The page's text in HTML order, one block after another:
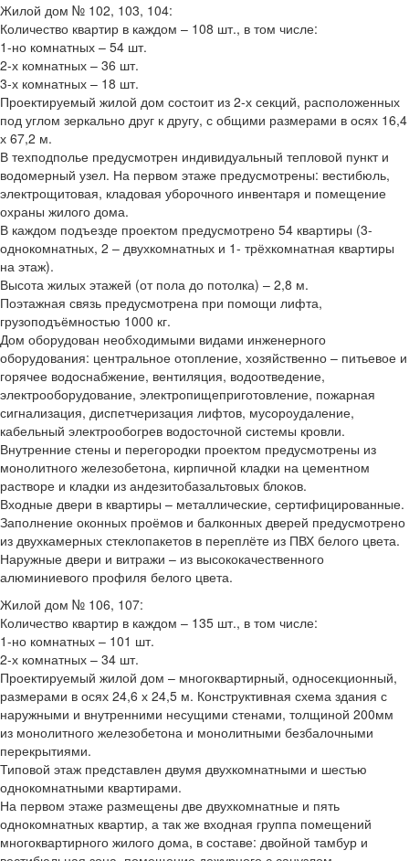
Жилой дом № 102, 103, 104:
Количество квартир в каждом – 108 шт., в том числе:
1-но комнатных – 54 шт.
2-х комнатных – 36 шт.
3-х комнатных – 18 шт.
Проектируемый жилой дом состоит из 2-х секций, расположенных
под углом зеркально друг к другу, с общими размерами в осях 16,4
х 67,2 м.
В техподполье предусмотрен индивидуальный тепловой пункт и
водомерный узел. На первом этаже предусмотрены: вестибюль,
электрощитовая, кладовая уборочного инвентаря и помещение
охраны жилого дома.
В каждом подъезде проектом предусмотрено 54 квартиры (3-
однокомнатных, 2 – двухкомнатных и 1- трёхкомнатная квартиры
на этаж).
Высота жилых этажей (от пола до потолка) – 2,8 м.
Поэтажная связь предусмотрена при помощи лифта,
грузоподъёмностью 1000 кг.
Дом оборудован необходимыми видами инженерного
оборудования: центральное отопление, хозяйственно – питьевое и
горячее водоснабжение, вентиляция, водоотведение,
электрооборудование, электропищеприготовление, пожарная
сигнализация, диспетчеризация лифтов, мусороудаление,
кабельный электрообогрев водосточной системы кровли.
Внутренние стены и перегородки проектом предусмотрены из
монолитного железобетона, кирпичной кладки на цементном
растворе и кладки из андезитобазальтовых блоков.
Входные двери в квартиры – металлические, сертифицированные.
Заполнение оконных проёмов и балконных дверей предусмотрено
из двухкамерных стеклопакетов в переплёте из ПВХ белого цвета.
Наружные двери и витражи – из высококачественного
алюминиевого профиля белого цвета.
Жилой дом № 106, 107:
Количество квартир в каждом – 135 шт., в том числе:
1-но комнатных – 101 шт.
2-х комнатных – 34 шт.
Проектируемый жилой дом – многоквартирный, односекционный,
размерами в осях 24,6 х 24,5 м. Конструктивная схема здания с
наружными и внутренними несущими стенами, толщиной 200мм
из монолитного железобетона и монолитными безбалочными
перекрытиями.
Типовой этаж представлен двумя двухкомнатными и шестью
однокомнатными квартирами.
На первом этаже размещены две двухкомнатные и пять
однокомнатных квартир, а так же входная группа помещений
многоквартирного жилого дома, в составе: двойной тамбур и